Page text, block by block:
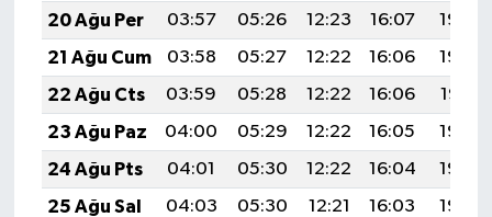
20 Ağu Per
03:57 05:26 12:23 16:07
19:09
21 Ağu Cum
03:58 05:27 12:22 16:06
19:08
22 Ağu Cts
03:59 05:28 12:22 16:06
19:07
23 Ağu Paz
04:00 05:29 12:22 16:05
19:05
24 Ağu Pts
04:01 05:30 12:22 16:04
19:04
25 Ağu Sal
04:03 05:30 12:21 16:03 19:02
YARIŞMALAR
TANITIM
HABERDE İNSAN